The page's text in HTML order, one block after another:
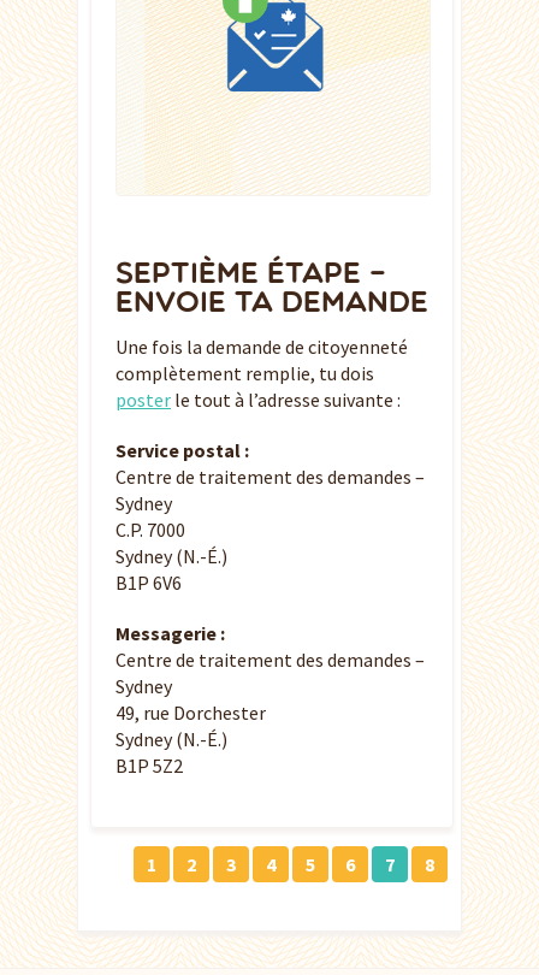
SEPTIÈME ÉTAPE –
ENVOIE TA DEMANDE
Une fois la demande de citoyenneté
complètement remplie, tu dois
poster le tout à l’adresse suivante :
Service postal :
Centre de traitement des demandes –
Sydney
C.P. 7000
Sydney (N.-É.)
B1P 6V6
Messagerie :
Centre de traitement des demandes –
Sydney
49, rue Dorchester
Sydney (N.-É.)
B1P 5Z2
1 2 3 4 5 6 7 8